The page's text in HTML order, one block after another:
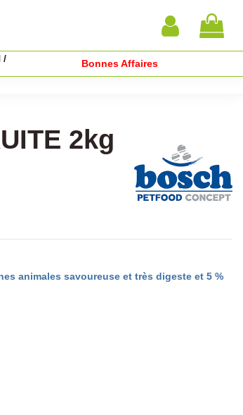
/
Bonnes Affaires
2kg
animales savoureuse et très digeste et 5 %